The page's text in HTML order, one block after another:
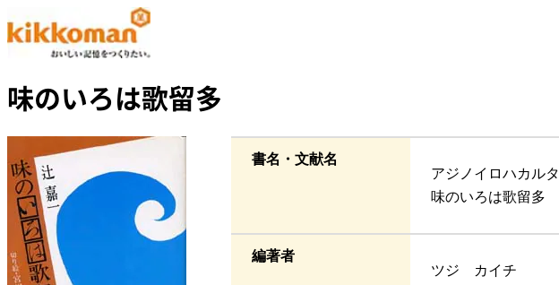
味のいろは歌留多
書名・文献名
アジノイロハカルタ
味のいろは歌留多
編著者
ツジ カイチ